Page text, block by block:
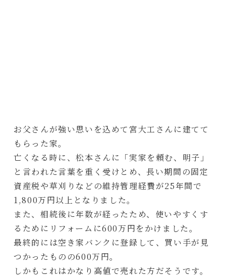
お父さんが強い思いを込めて宮大工さんに建てて
もらった家。
亡くなる時に、松本さんに「実家を頼む、明子」
と言われた言葉を重く受けとめ、長い期間の固定
資産税や草刈りなどの維持管理経費が25年間で
1,800万円以上となりました。
また、相続後に年数が経ったため、使いやすくす
るためにリフォームに600万円をかけました。
最終的には空き家バンクに登録して、買い手が見
つかったものの600万円。
しかもこれはかなり高値で売れた方だそうです。